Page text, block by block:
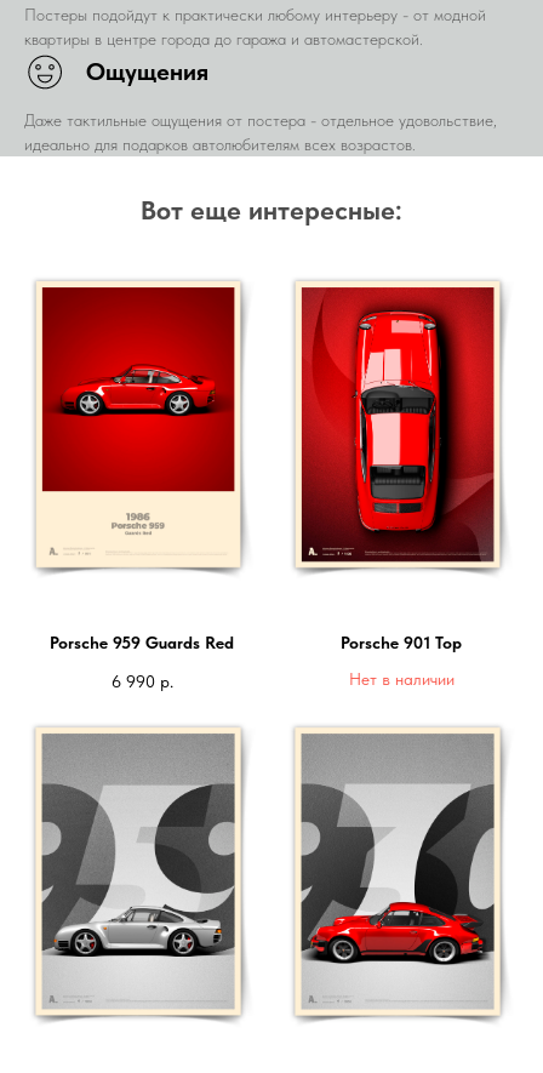
Постеры подойдут к практически любому интерьеру - от модной
квартиры в центре города до гаража и автомастерской.
Ощущения
Даже тактильные ощущения от постера - отдельное удовольствие,
идеально для подарков автолюбителям всех возрастов.
Вот еще интересные:
Porsche 959 Guards Red
6 990 р.
Porsche 901 Top
Нет в наличии